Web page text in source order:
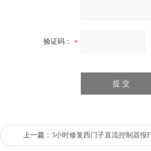
验证码：
上一篇： 3小时修复西门子直流控制器报